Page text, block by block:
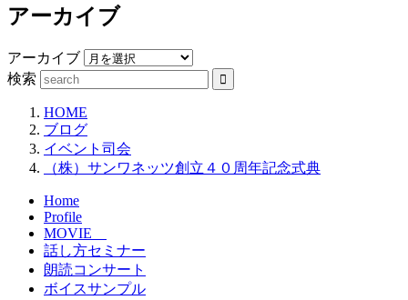
アーカイブ
アーカイブ
検索
HOME
ブログ
イベント司会
（株）サンワネッツ創立４０周年記念式典
Home
Profile
MOVIE
話し方セミナー
朗読コンサート
ボイスサンプル